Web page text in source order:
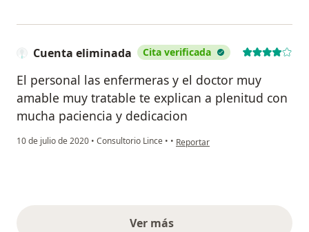
Cuenta eliminada Cita verificada
El personal las enfermeras y el doctor muy
amable muy tratable te explican a plenitud con
mucha paciencia y dedicacion
10 de julio de 2020 • Consultorio Lince • • en opinión del usuario Cuenta
Reportar
Ver más